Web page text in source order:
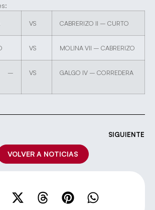
VS CABRERIZO II – CURTO
VS MOLINA VII – CABRERIZO
–
VS GALGO IV – CORREDERA
SIGUIENTE
VOLVER A NOTICIAS